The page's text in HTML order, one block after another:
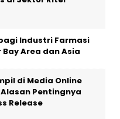
Industri Farmasi
Area dan Asia
di Media Online
Pentingnya
Release